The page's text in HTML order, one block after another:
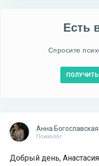
Есть
Спросите
Анна Богославская
Психолог
Добрый день,